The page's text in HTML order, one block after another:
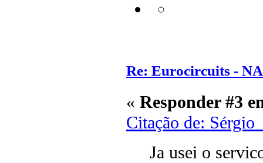
Re: Eurocircuits -
« Responder #3
Citação de:
Ja usei o